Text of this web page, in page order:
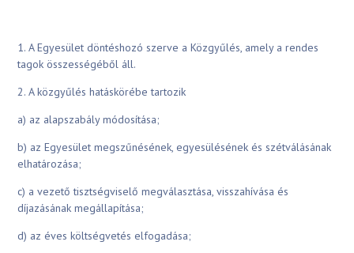
1. A Egyesület döntéshozó szerve a Közgyűlés, amely a rendes
tagok összességéből áll.
2. A közgyűlés hatáskörébe tartozik
a) az alapszabály módosítása;
b) az Egyesület megszűnésének, egyesülésének és szétválásának
elhatározása;
c) a vezető tisztségviselő megválasztása, visszahívása és
díjazásának megállapítása;
d) az éves költségvetés elfogadása;